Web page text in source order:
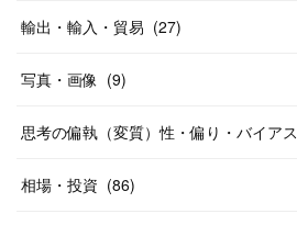
輸出・輸入・貿易 (27)
写真・画像 (9)
思考の偏執（変質）性・偏り・バイアス
相場・投資 (86)